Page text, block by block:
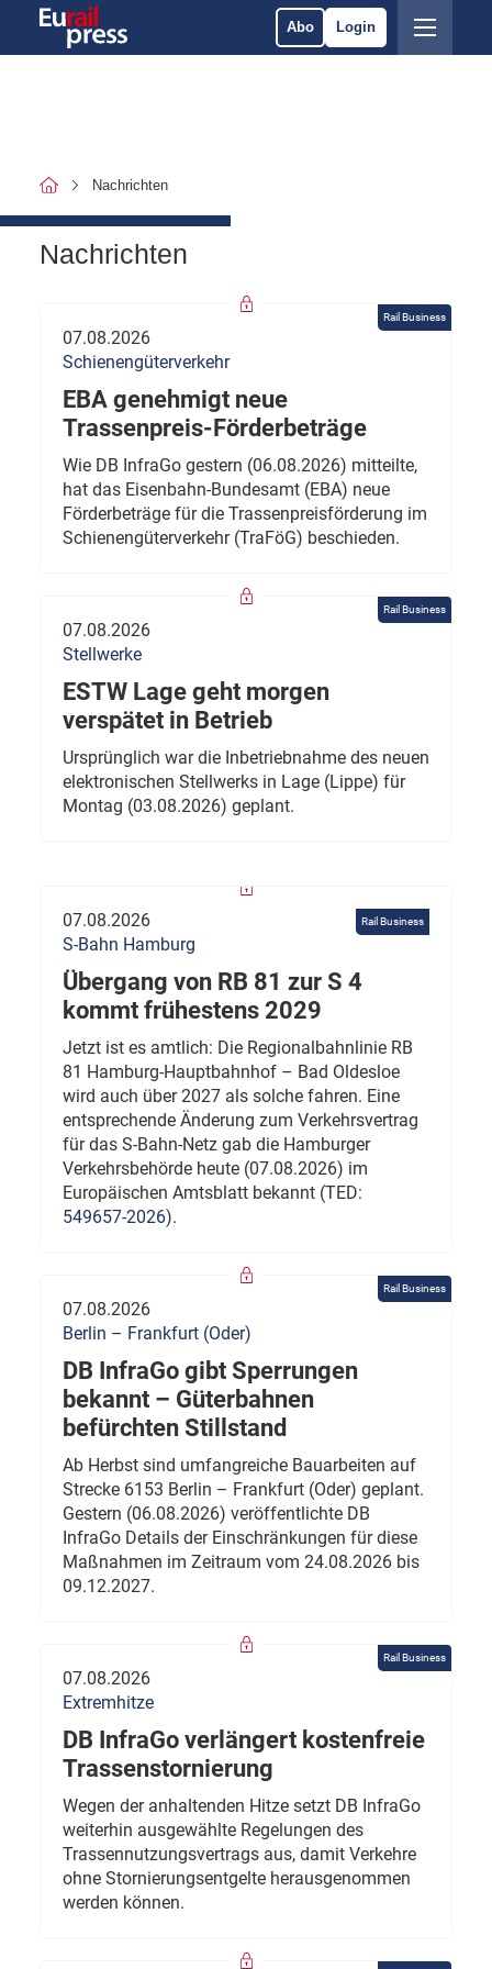
Abo Login
Nachrichten
Nachrichten
Rail Business
07.08.2026
Schienengüterverkehr
EBA genehmigt neue
Trassenpreis-Förderbeträge
Wie DB InfraGo gestern (06.08.2026) mitteilte,
hat das Eisenbahn-Bundesamt (EBA) neue
Förderbeträge für die Trassenpreisförderung im
Schienengüterverkehr (TraFöG) beschieden.
Rail Business
07.08.2026
Stellwerke
ESTW Lage geht morgen
verspätet in Betrieb
Ursprünglich war die Inbetriebnahme des neuen
elektronischen Stellwerks in Lage (Lippe) für
Montag (03.08.2026) geplant.
Rail Business
07.08.2026
S-Bahn Hamburg
Übergang von RB 81 zur S 4
kommt frühestens 2029
Jetzt ist es amtlich: Die Regionalbahnlinie RB
81 Hamburg-Hauptbahnhof – Bad Oldesloe
wird auch über 2027 als solche fahren. Eine
entsprechende Änderung zum Verkehrsvertrag
für das S-Bahn-Netz gab die Hamburger
Verkehrsbehörde heute (07.08.2026) im
Europäischen Amtsblatt bekannt (TED:
549657-2026).
Rail Business
07.08.2026
Berlin – Frankfurt (Oder)
DB InfraGo gibt Sperrungen
bekannt – Güterbahnen
befürchten Stillstand
Ab Herbst sind umfangreiche Bauarbeiten auf
Strecke 6153 Berlin – Frankfurt (Oder) geplant.
Gestern (06.08.2026) veröffentlichte DB
InfraGo Details der Einschränkungen für diese
Maßnahmen im Zeitraum vom 24.08.2026 bis
09.12.2027.
Rail Business
07.08.2026
Extremhitze
DB InfraGo verlängert kostenfreie
Trassenstornierung
Wegen der anhaltenden Hitze setzt DB InfraGo
weiterhin ausgewählte Regelungen des
Trassennutzungsvertrags aus, damit Verkehre
ohne Stornierungsentgelte herausgenommen
werden können.